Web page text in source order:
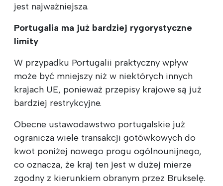
jest najważniejsza.
Portugalia ma już bardziej rygorystyczne
limity
W przypadku Portugalii praktyczny wpływ
może być mniejszy niż w niektórych innych
krajach UE, ponieważ przepisy krajowe są już
bardziej restrykcyjne.
Obecne ustawodawstwo portugalskie już
ogranicza wiele transakcji gotówkowych do
kwot poniżej nowego progu ogólnounijnego,
co oznacza, że kraj ten jest w dużej mierze
zgodny z kierunkiem obranym przez Brukselę.